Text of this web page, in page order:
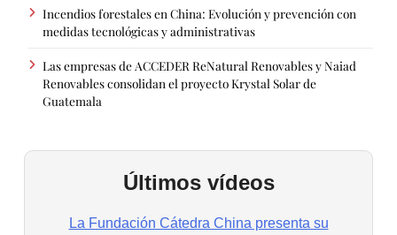
Incendios forestales en China: Evolución y prevención con
medidas tecnológicas y administrativas
Las empresas de ACCEDER ReNatural Renovables y Naiad
Renovables consolidan el proyecto Krystal Solar de
Guatemala
Últimos vídeos
La Fundación Cátedra China presenta su